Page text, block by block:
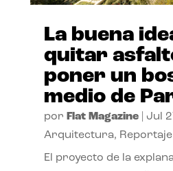
La buena
quitar
poner un
medio de
por Flat Magazine| Jul
Arquitectura, Reportaje
El proyecto de la